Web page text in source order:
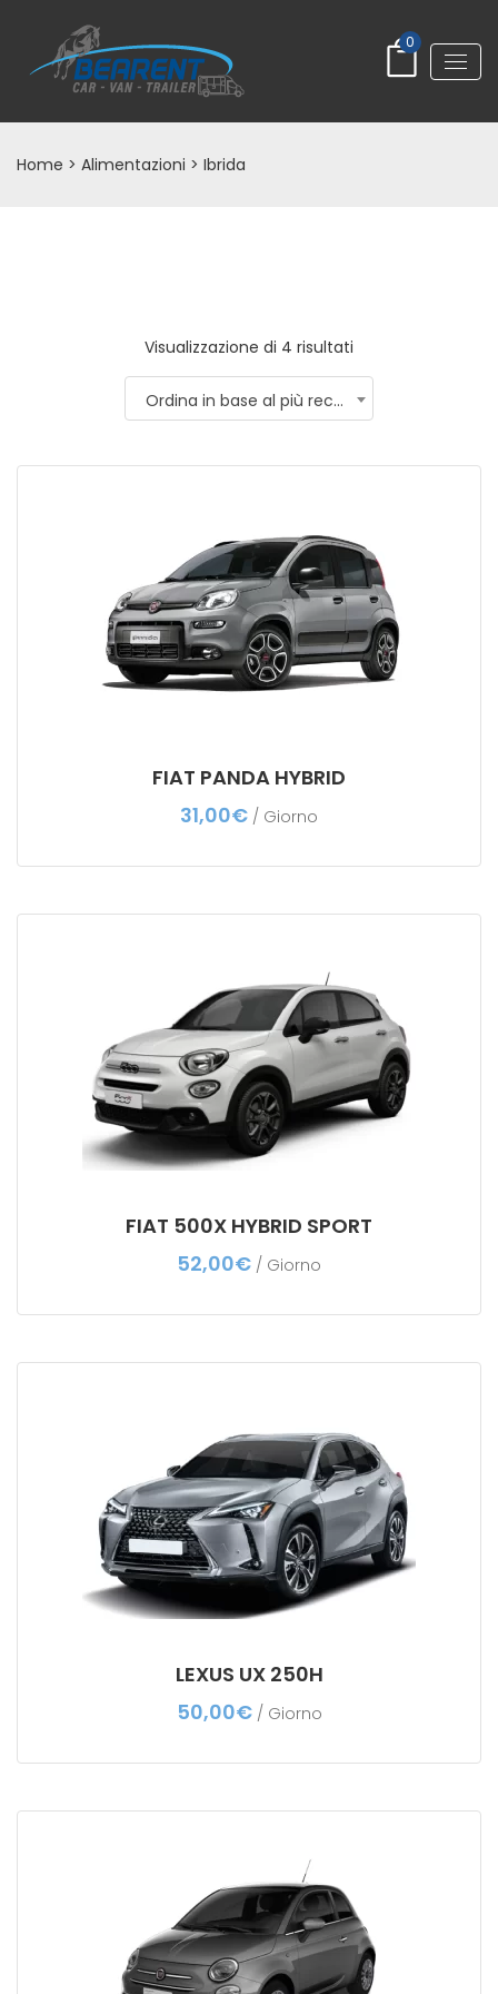
0
Home > Alimentazioni > Ibrida
Visualizzazione di 4 risultati
Ordina in base al più recente
FIAT PANDA HYBRID
31,00€ / Giorno
FIAT 500X HYBRID SPORT
52,00€ / Giorno
LEXUS UX 250H
50,00€ / Giorno